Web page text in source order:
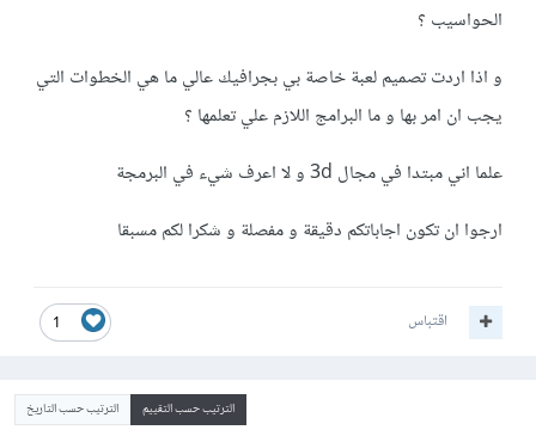
الحواسيب ؟
و اذا اردت تصميم لعبة خاصة بي بجرافيك عالي ما هي الخطوات التي
يجب ان امر بها و ما البرامج اللازم علي تعلمها ؟
علما اني مبتدا في مجال 3d و لا اعرف شيء في البرمجة
ارجوا ان تكون اجاباتكم دقيقة و مفصلة و شكرا لكم مسبقا
1 اقتباس
الترتيب حسب التقييم الترتيب حسب التاريخ